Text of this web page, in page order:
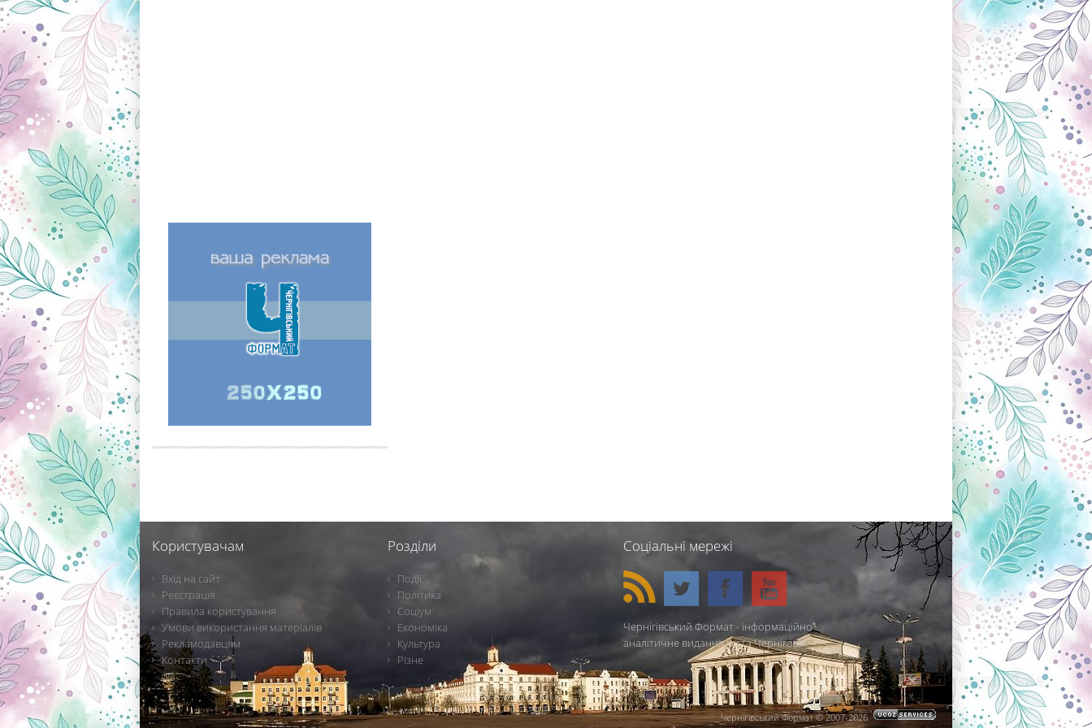
Користувачам
Вхід на сайт
Реєстрація
Правила користування
Умови використання матеріалів
Рекламодавцям
Контакти
Розділи
Події
Політика
Соціум
Економіка
Культура
Різне
Соціальні мережі
Чернігівський Формат - інформаційно-
аналітичне видання міста Чернігова.
Чернігівський Формат © 2007-2026. .